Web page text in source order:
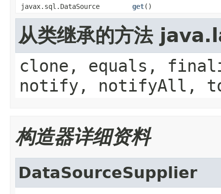
javax.sql.DataSource get()
从类继承的方法
clone, equals,
notify, notifyAll,
构造器详细资料
DataSourceSupplier